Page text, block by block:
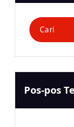
Pencarian
untuk:
Pos-pos